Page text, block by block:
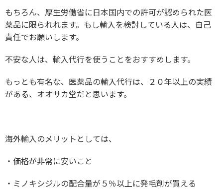
もちろん、厚生労働省に日本国内での許可が認められた医
薬品に限られれます。もし輸入を検討している人は、自己
責任でお願いします。
不安な人は、輸入代行を使うことをおすすめします。
もっとも有名な、医薬品の輸入代行は、２０年以上の実績
がある、オオサカ堂だと思います。
海外輸入のメリットとしては、
・価格が非常に安いこと
・ミノキシジルの配合量が５％以上に発毛剤が買える